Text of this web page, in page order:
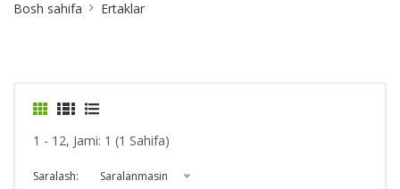
Breadcrumb
Bosh sahifa Ertaklar
1 - 12, Jami: 1 (1 Sahifa)
Saralash: Saralanmasin